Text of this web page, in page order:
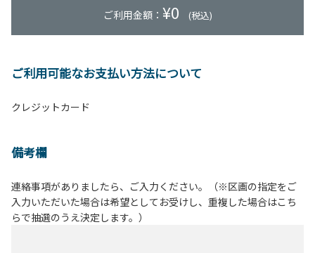
ご利用金額： ¥0 (税込)
ご利用可能なお支払い方法について
クレジットカード
備考欄
連絡事項がありましたら、ご入力ください。（※区画の指定をご
入力いただいた場合は希望としてお受けし、重複した場合はこち
らで抽選のうえ決定します。）